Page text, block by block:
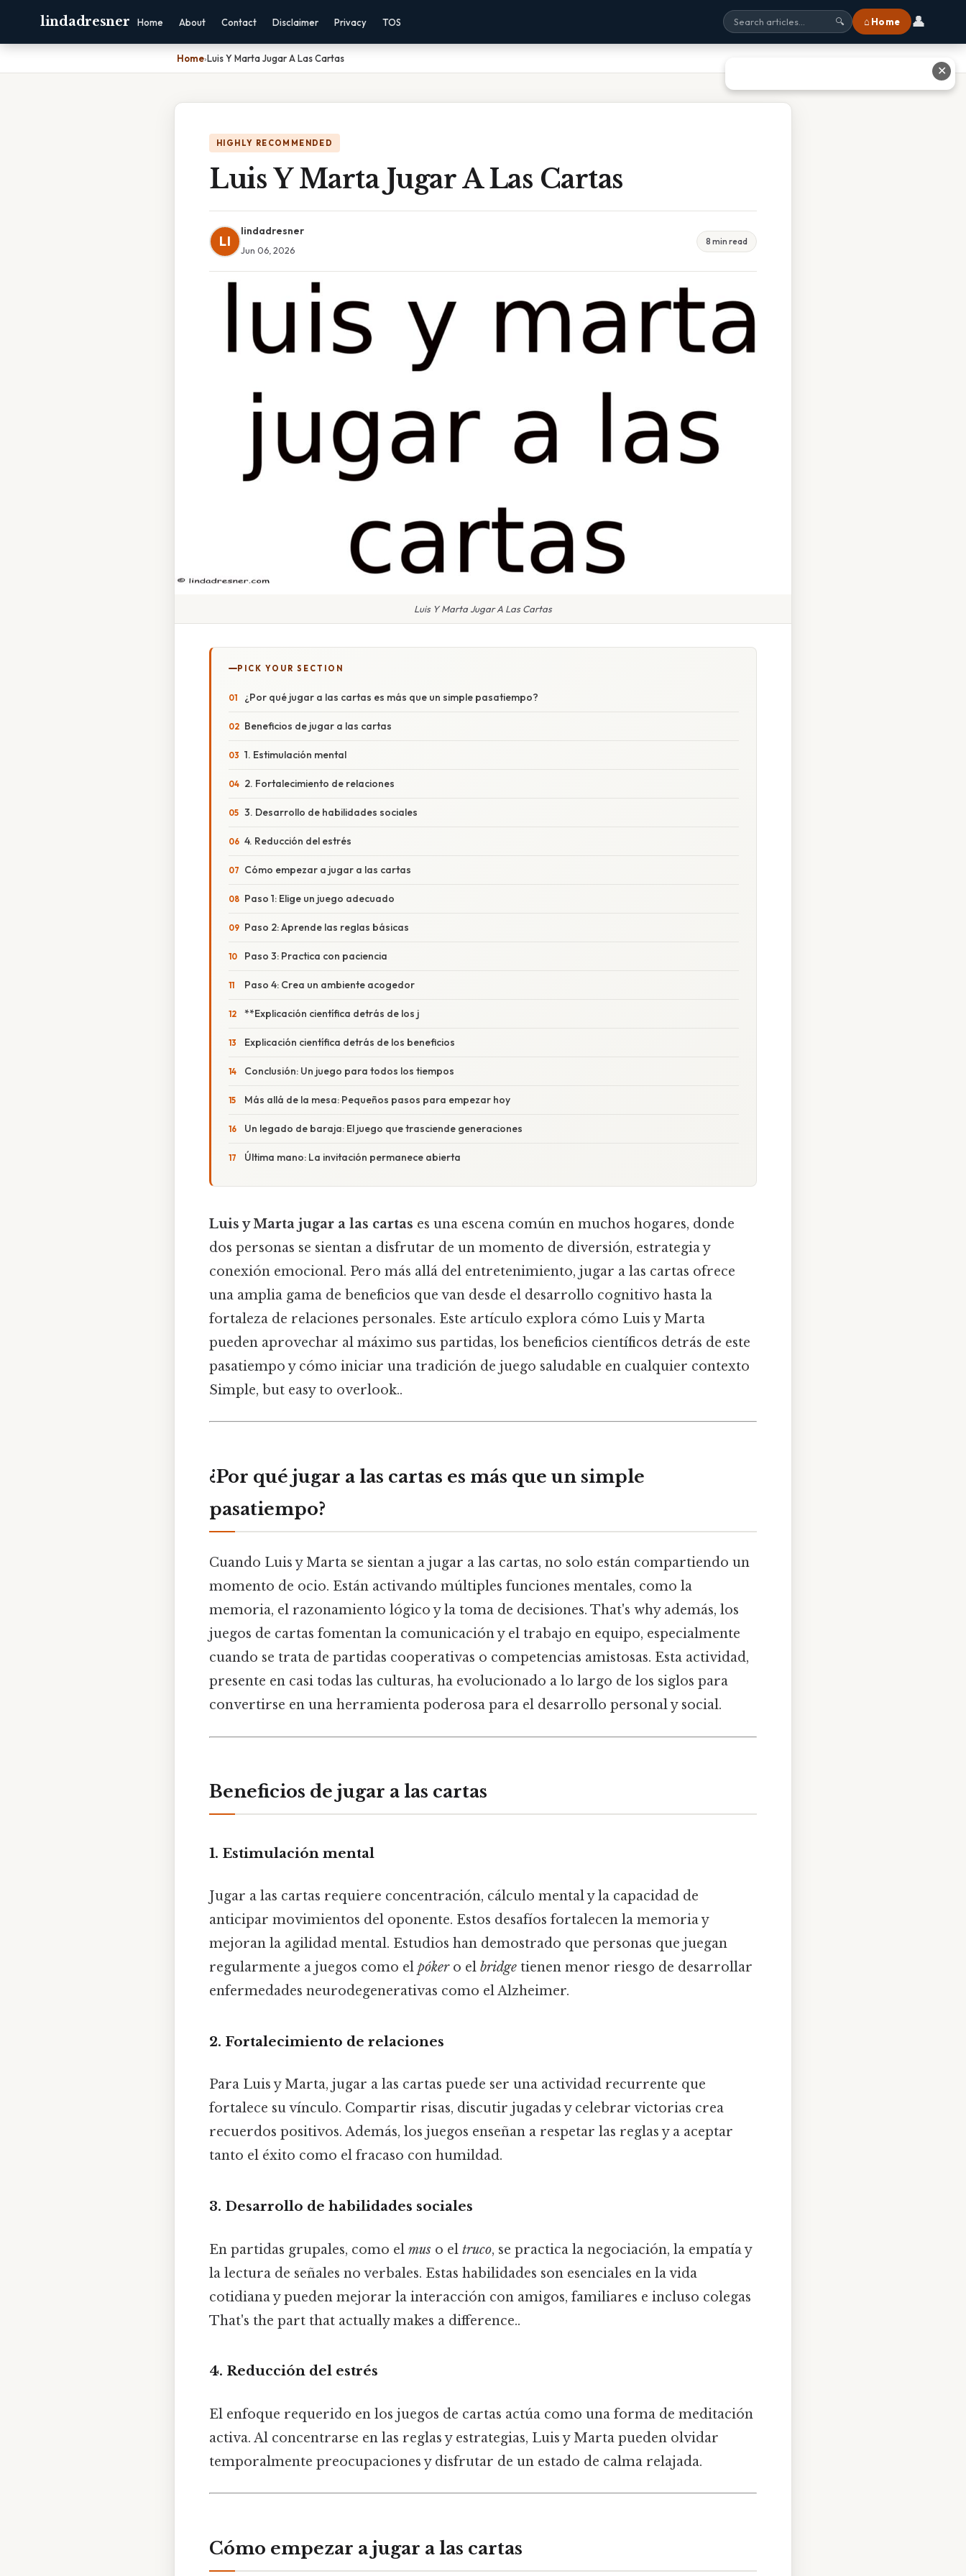
lindadresner Home About Contact Disclaimer Privacy TOS 🔍 ⌂ Home 👤
Home›Luis Y Marta Jugar A Las Cartas
HIGHLY RECOMMENDED
Luis Y Marta Jugar A Las Cartas
LI
lindadresner
Jun 06, 2026
8 min read
Luis Y Marta Jugar A Las Cartas
PICK YOUR SECTION
¿Por qué jugar a las cartas es más que un simple pasatiempo?
Beneficios de jugar a las cartas
1. Estimulación mental
2. Fortalecimiento de relaciones
3. Desarrollo de habilidades sociales
4. Reducción del estrés
Cómo empezar a jugar a las cartas
Paso 1: Elige un juego adecuado
Paso 2: Aprende las reglas básicas
Paso 3: Practica con paciencia
Paso 4: Crea un ambiente acogedor
**Explicación científica detrás de los j
Explicación científica detrás de los beneficios
Conclusión: Un juego para todos los tiempos
Más allá de la mesa: Pequeños pasos para empezar hoy
Un legado de baraja: El juego que trasciende generaciones
Última mano: La invitación permanece abierta
Luis y Marta jugar a las cartas es una escena común en muchos hogares, donde
dos personas se sientan a disfrutar de un momento de diversión, estrategia y
conexión emocional. Pero más allá del entretenimiento, jugar a las cartas ofrece
una amplia gama de beneficios que van desde el desarrollo cognitivo hasta la
fortaleza de relaciones personales. Este artículo explora cómo Luis y Marta
pueden aprovechar al máximo sus partidas, los beneficios científicos detrás de este
pasatiempo y cómo iniciar una tradición de juego saludable en cualquier contexto
Simple, but easy to overlook..
¿Por qué jugar a las cartas es más que un simple
pasatiempo?
Cuando Luis y Marta se sientan a jugar a las cartas, no solo están compartiendo un
momento de ocio. Están activando múltiples funciones mentales, como la
memoria, el razonamiento lógico y la toma de decisiones. That's why además, los
juegos de cartas fomentan la comunicación y el trabajo en equipo, especialmente
cuando se trata de partidas cooperativas o competencias amistosas. Esta actividad,
presente en casi todas las culturas, ha evolucionado a lo largo de los siglos para
convertirse en una herramienta poderosa para el desarrollo personal y social.
Beneficios de jugar a las cartas
1. Estimulación mental
Jugar a las cartas requiere concentración, cálculo mental y la capacidad de
anticipar movimientos del oponente. Estos desafíos fortalecen la memoria y
mejoran la agilidad mental. Estudios han demostrado que personas que juegan
regularmente a juegos como el pókero el bridge tienen menor riesgo de desarrollar
enfermedades neurodegenerativas como el Alzheimer.
2. Fortalecimiento de relaciones
Para Luis y Marta, jugar a las cartas puede ser una actividad recurrente que
fortalece su vínculo. Compartir risas, discutir jugadas y celebrar victorias crea
recuerdos positivos. Además, los juegos enseñan a respetar las reglas y a aceptar
tanto el éxito como el fracaso con humildad.
3. Desarrollo de habilidades sociales
En partidas grupales, como el mus o el truco, se practica la negociación, la empatía y
la lectura de señales no verbales. Estas habilidades son esenciales en la vida
cotidiana y pueden mejorar la interacción con amigos, familiares e incluso colegas
That's the part that actually makes a difference..
4. Reducción del estrés
El enfoque requerido en los juegos de cartas actúa como una forma de meditación
activa. Al concentrarse en las reglas y estrategias, Luis y Marta pueden olvidar
temporalmente preocupaciones y disfrutar de un estado de calma relajada.
Cómo empezar a jugar a las cartas
✕